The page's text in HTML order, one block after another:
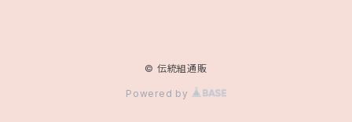
© 伝統組通販
Powered by